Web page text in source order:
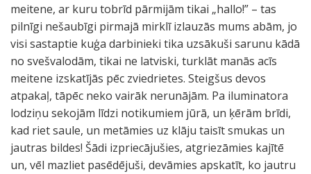
meitene, ar kuru tobrīd pārmijām tikai „hallo!” – tas
pilnīgi nešaubīgi pirmajā mirklī izlauzās mums abām, jo
visi sastaptie kuģa darbinieki tika uzsākuši sarunu kādā
no svešvalodām, tikai ne latviski, turklāt manās acīs
meitene izskatījās pēc zviedrietes. Steigšus devos
atpakaļ, tāpēc neko vairāk nerunājām. Pa iluminatora
lodziņu sekojām līdzi notikumiem jūrā, un ķērām brīdi,
kad riet saule, un metāmies uz klāju taisīt smukas un
jautras bildes! Šādi izpriecājušies, atgriezāmies kajītē
un, vēl mazliet pasēdējuši, devāmies apskatīt, ko jautru